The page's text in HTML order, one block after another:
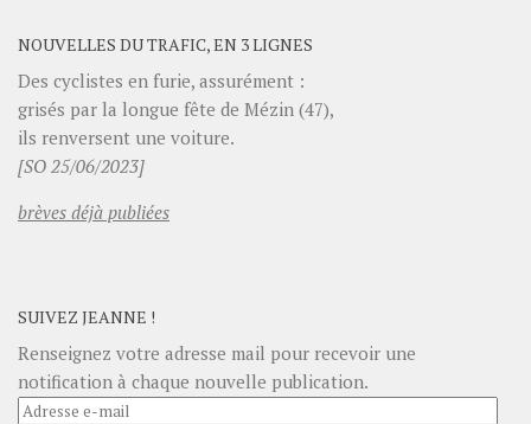
NOUVELLES DU TRAFIC, EN 3 LIGNES
Des cyclistes en furie, assurément :
grisés par la longue fête de Mézin (47),
ils renversent une voiture.
[SO 25/06/2023]
brèves déjà publiées
SUIVEZ JEANNE !
Renseignez votre adresse mail pour recevoir une
notification à chaque nouvelle publication.
Adresse